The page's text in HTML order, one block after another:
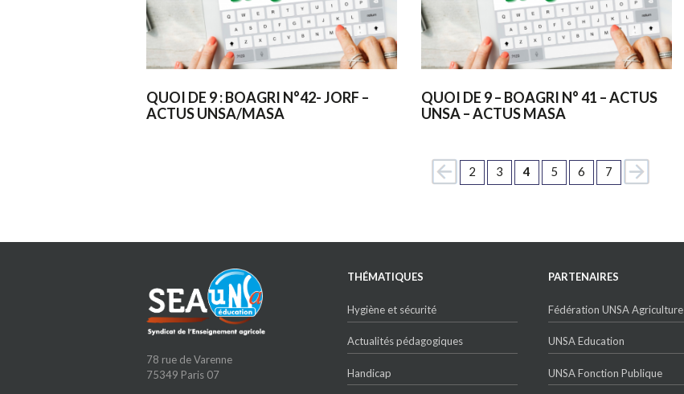
QUOI DE 9 : BOAGRI N°42- JORF –
ACTUS UNSA/MASA
QUOI DE 9 – BOAGRI N° 41 – ACTUS
UNSA – ACTUS MASA
2 3 4 5 6 7
78 rue de Varenne
75349 Paris 07
THÉMATIQUES
Hygiène et sécurité
Actualités pédagogiques
Handicap
PARTENAIRES
Fédération UNSA Agriculture
UNSA Education
UNSA Fonction Publique